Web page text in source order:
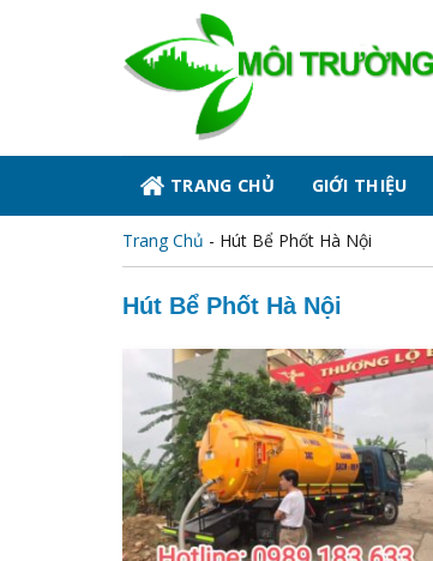
TRANG CHỦ GIỚI THIỆU
Trang Chủ - Hút Bể Phốt Hà Nội
Hút Bể Phốt Hà Nội